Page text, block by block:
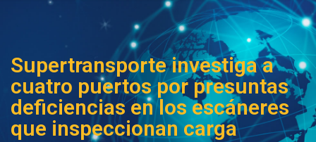
Supertransporte investiga a
cuatro puertos por presuntas
deficiencias en los escáneres
que inspeccionan carga